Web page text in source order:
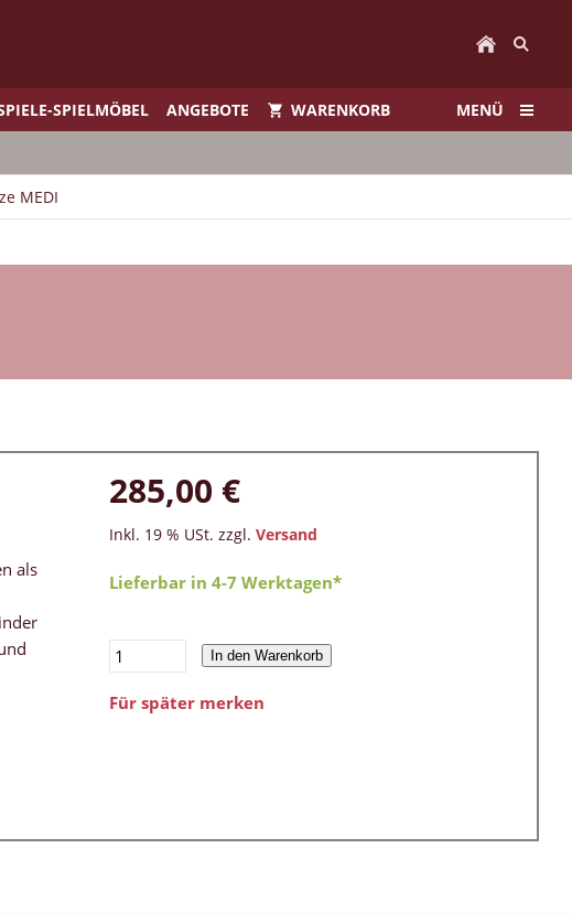
SPIELMÖBEL ANGEBOTE WARENKORB MENÜ
MEDI
als
285,00 €
Inkl. 19 % USt. zzgl. Versand
Lieferbar in 4-7 Werktagen*
In den Warenkorb
Für später merken